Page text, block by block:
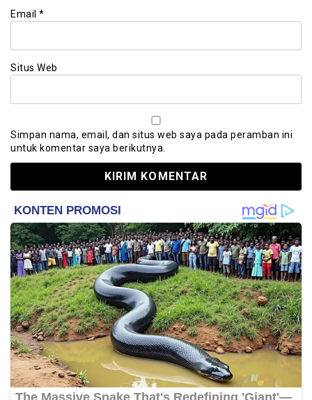
Email *
Situs Web
Simpan nama, email, dan situs web saya pada peramban ini
untuk komentar saya berikutnya.